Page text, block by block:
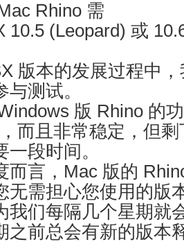
Rhino 需
10.5 (Leopard) 或
版本的发展过程中
与测试。
版 Rhino 的
而且非常稳定，但
段时间。
而言，Mac 版的
无需担心您使用的版
我们每隔几个星期就
之前总会有新的版本